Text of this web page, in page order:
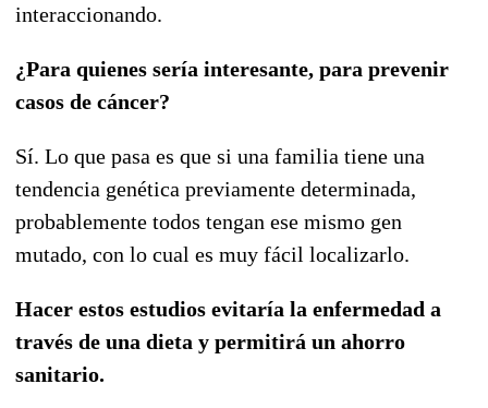
interaccionando.
¿Para quienes sería interesante, para prevenir
casos de cáncer?
Sí. Lo que pasa es que si una familia tiene una
tendencia genética previamente determinada,
probablemente todos tengan ese mismo gen
mutado, con lo cual es muy fácil localizarlo.
Hacer estos estudios evitaría la enfermedad a
través de una dieta y permitirá un ahorro
sanitario.